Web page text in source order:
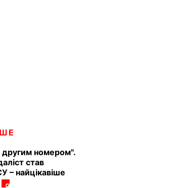
другим номером".
став
– найцікавіше